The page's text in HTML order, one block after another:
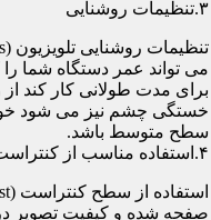
۳.تنظیمات روشنایی
می تواند عمر دستگاه شما
برای مدت طولانی کار کند
خستگی چشم نیز می شود
سطح متوسط باشد.
۴.استفاده مناسب از کنتراست
صفحه شده و کیفیت تصویر